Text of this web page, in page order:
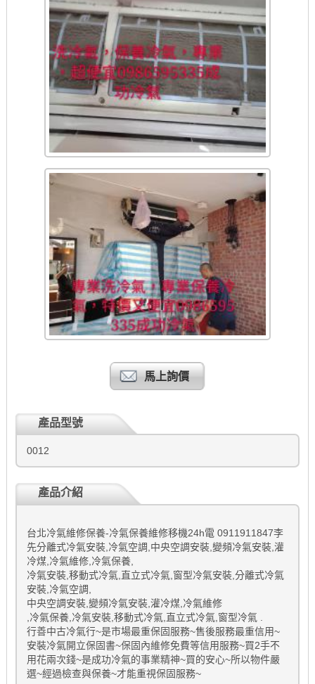
馬上詢價
產品型號
0012
產品介紹
台北冷氣維修保養-冷氣保養維修移機24h電 0911911847李
先分離式冷氣安裝,冷氣空調,中央空調安裝,變頻冷氣安裝,灌
冷煤,冷氣維修,冷氣保養,
冷氣安裝,移動式冷氣,直立式冷氣,窗型冷氣安裝,分離式冷氣
安裝,冷氣空調,
中央空調安裝,變頻冷氣安裝,灌冷煤,冷氣維修
,冷氣保養,冷氣安裝,移動式冷氣,直立式冷氣,窗型冷氣 .
行善中古冷氣行~是市場最重保固服務~售後服務最重信用~
安裝冷氣開立保固書~保固內維修免費等信用服務~買2手不
用花兩次錢~是成功冷氣的事業精神~買的安心~所以物件嚴
選~經過檢查與保養~才能重視保固服務~